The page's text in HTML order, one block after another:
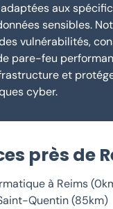
aux
sensibles.
vulnérabilités,
pare-feu
et
cyber.
près de
à Reims
Quentin (85km)